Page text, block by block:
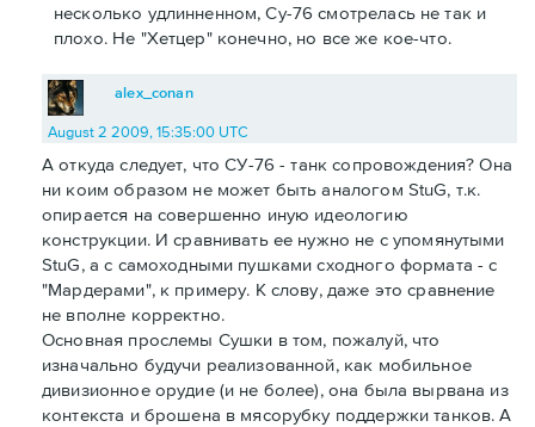
несколько удлинненном, Су-76 смотрелась не так и
плохо. Не "Хетцер" конечно, но все же кое-что.
alex_conan
August 2 2009, 15:35:00 UTC
А откуда следует, что СУ-76 - танк сопровождения? Она
ни коим образом не может быть аналогом StuG, т.к.
опирается на совершенно иную идеологию
конструкции. И сравнивать ее нужно не с упомянутыми
StuG, а с самоходными пушками сходного формата - с
"Мардерами", к примеру. К слову, даже это сравнение
не вполне корректно.
Основная прослемы Сушки в том, пожалуй, что
изначально будучи реализованной, как мобильное
дивизионное орудие (и не более), она была вырвана из
контекста и брошена в мясорубку поддержки танков. А